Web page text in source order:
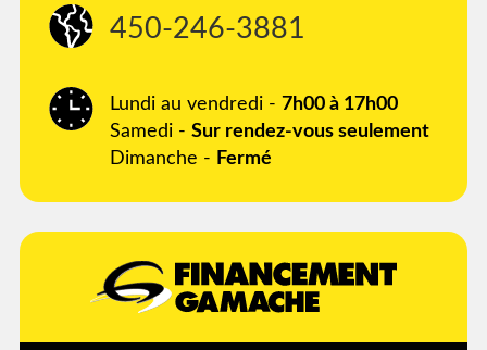
450-246-3881
Lundi au vendredi - 7h00 à 17h00
Samedi - Sur rendez-vous seulement
Dimanche - Fermé